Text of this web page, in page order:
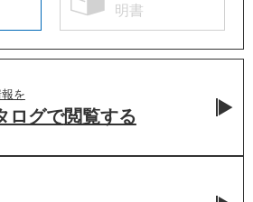
明書
を
ログで閲覧する